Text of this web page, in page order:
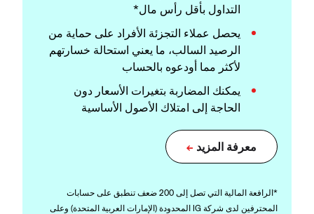
التداول بأقل رأس مال*
يحصل عملاء التجزئة الأفراد على حماية من
الرصيد السالب، ما يعني استحالة خسارتهم
لأكثر مما أودعوه بالحساب
يمكنك المضاربة بتغيرات الأسعار دون
الحاجة إلى امتلاك الأصول الأساسية
*الرافعة المالية التي تصل إلى 200 ضعف تنطبق على حسابات
المحترفين لدى شركة IG المحدودة (الإمارات العربية المتحدة) وعلى